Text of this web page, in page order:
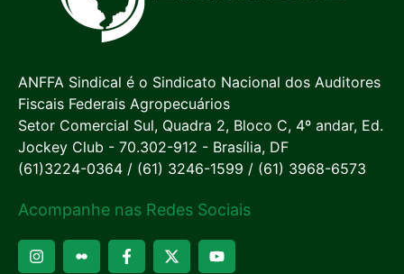
ANFFA Sindical é o Sindicato Nacional dos Auditores
Fiscais Federais Agropecuários
Setor Comercial Sul, Quadra 2, Bloco C, 4º andar, Ed.
Jockey Club - 70.302-912 - Brasília, DF
(61)3224-0364 / (61) 3246-1599 / (61) 3968-6573
Acompanhe nas Redes Sociais